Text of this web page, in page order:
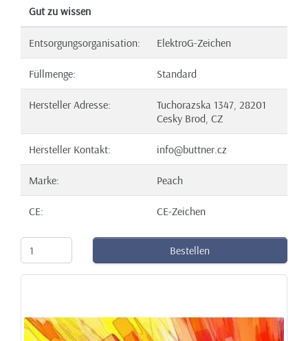
Gut zu wissen
Entsorgungsorganisation: ElektroG-Zeichen
Füllmenge: Standard
Hersteller Adresse:
Tuchorazska 1347, 28201
Cesky Brod, CZ
Hersteller Kontakt: info@buttner.cz
Marke: Peach
CE: CE-Zeichen
Bestellen